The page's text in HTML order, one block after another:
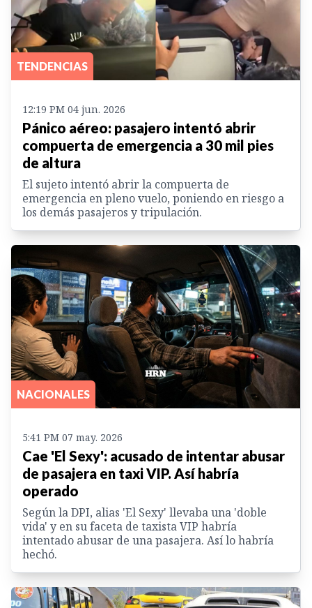
TENDENCIAS
12:19 PM 04 jun. 2026
Pánico aéreo: pasajero intentó abrir
compuerta de emergencia a 30 mil pies
de altura
El sujeto intentó abrir la compuerta de
emergencia en pleno vuelo, poniendo en riesgo a
los demás pasajeros y tripulación.
NACIONALES
5:41 PM 07 may. 2026
Cae 'El Sexy': acusado de intentar abusar
de pasajera en taxi VIP. Así habría
operado
Según la DPI, alias 'El Sexy' llevaba una 'doble
vida' y en su faceta de taxista VIP habría
intentado abusar de una pasajera. Así lo habría
hechó.